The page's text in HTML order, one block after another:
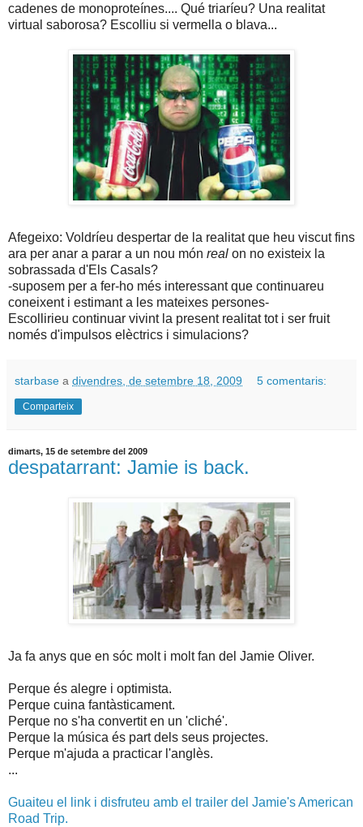
cadenes de monoproteínes.... Qué triaríeu? Una realitat
virtual saborosa? Escolliu si vermella o blava...
Afegeixo: Voldríeu despertar de la realitat que heu viscut fins
ara per anar a parar a un nou món real on no existeix la
sobrassada d'Els Casals?
-suposem per a fer-ho més interessant que continuareu
coneixent i estimant a les mateixes persones-
Escollirieu continuar vivint la present realitat tot i ser fruit
només d'impulsos elèctrics i simulacions?
starbase a divendres, de setembre 18, 2009 5 comentaris:
Comparteix
dimarts, 15 de setembre del 2009
despatarrant: Jamie is back.
Ja fa anys que en sóc molt i molt fan del Jamie Oliver.
Perque és alegre i optimista.
Perque cuina fantàsticament.
Perque no s'ha convertit en un 'cliché'.
Perque la música és part dels seus projectes.
Perque m'ajuda a practicar l'anglès.
...
Guaiteu el link i disfruteu amb el trailer del Jamie's American
Road Trip.